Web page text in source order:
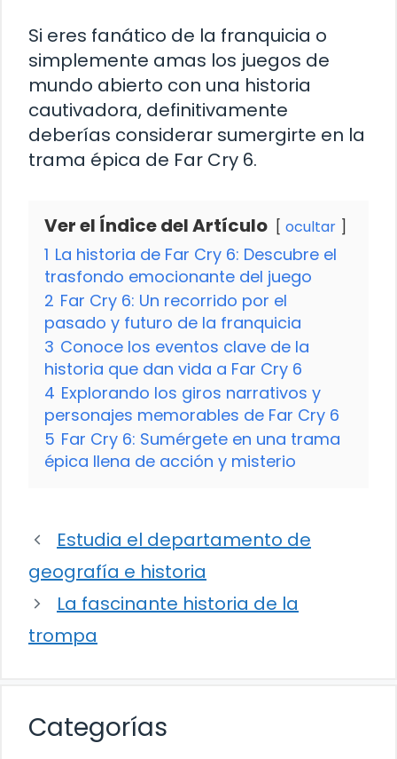
Si eres fanático de la franquicia o
simplemente amas los juegos de
mundo abierto con una historia
cautivadora, definitivamente
deberías considerar sumergirte en la
trama épica de Far Cry 6.
Ver el Índice del Artículo ocultar
1 La historia de Far Cry 6: Descubre el
trasfondo emocionante del juego
2 Far Cry 6: Un recorrido por el
pasado y futuro de la franquicia
3 Conoce los eventos clave de la
historia que dan vida a Far Cry 6
4 Explorando los giros narrativos y
personajes memorables de Far Cry 6
5 Far Cry 6: Sumérgete en una trama
épica llena de acción y misterio
Estudia el departamento de
geografía e historia
La fascinante historia de la
trompa
Categorías